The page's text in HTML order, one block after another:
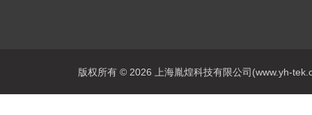
版权所有 © 2026 上海胤煌科技有限公司(www.yh-